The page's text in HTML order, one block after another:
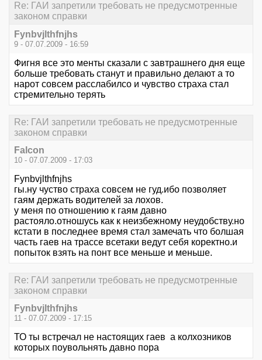
Re: ГАИ запретили требовать не предусмотренные
законом справки
Fynbvjlthfnjhs
9 - 07.07.2009 - 16:59
Фигня все это менты сказали с завтрашнего дня еще
больше требовать станут и правильно делают а то
нарот совсем расслабилсо и чувство страха стал
стремительно терять
Re: ГАИ запретили требовать не предусмотренные
законом справки
Falcon
10 - 07.07.2009 - 17:03
Fynbvjlthfnjhs
гы.ну чуство страха совсем не гуд.ибо позволяет
гаям держать водителей за лохов.
у меня по отношению к гаям давно
растояло.отношусь как к неизбежному неудобству.но
кстати в последнее время стал замечать что болшая
часть гаев на трассе всетаки ведут себя коректно.и
попыток взять на понт все меньше и меньше.
Re: ГАИ запретили требовать не предусмотренные
законом справки
Fynbvjlthfnjhs
11 - 07.07.2009 - 17:15
ТО ты встречал не настоящих гаев а колхозников
которых поувольнять давно пора